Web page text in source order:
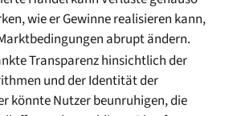
wie er Gewinne realisieren kann,
abrupt ändern.
Transparenz hinsichtlich der
und der Identität der
könnte Nutzer beunruhigen, die